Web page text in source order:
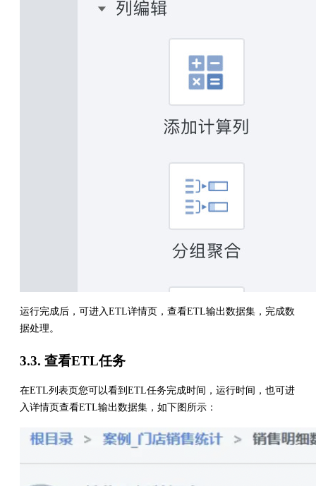
运行完成后，可进入ETL详情页，查看ETL输出数据集，完成数
据处理。
3.3. 查看ETL任务
在ETL列表页您可以看到ETL任务完成时间，运行时间，也可进
入详情页查看ETL输出数据集，如下图所示：